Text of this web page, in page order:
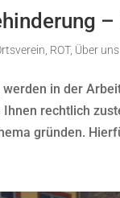
ROT, Über uns
in der
rechtlich
gründen.